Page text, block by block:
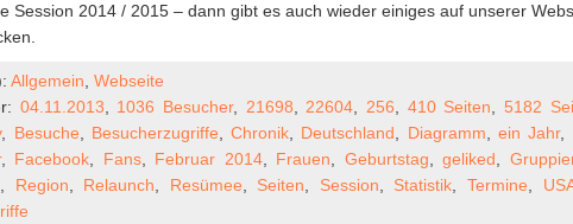
Session 2014 / 2015 – dann gibt es auch wieder einiges auf unserer
Allgemein, Webseite
04.11.2013, 1036 Besucher, 21698,22604,256, 410 Seiten, 5182
, Besuche, Besucherzugriffe,Chronik, Deutschland, Diagramm, ein Jahr,
, Facebook, Fans, Februar 2014, Frauen, Geburtstag,geliked,
, Region, Relaunch, Resümee, Seiten, Session, Statistik, Termine,